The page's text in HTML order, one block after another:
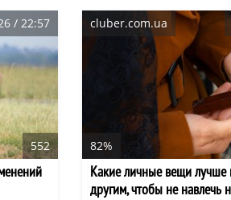
такого
/ 22:57
552
cluber.com.ua
82%
Какие личные вещи лучше
другим, чтобы не навлечь